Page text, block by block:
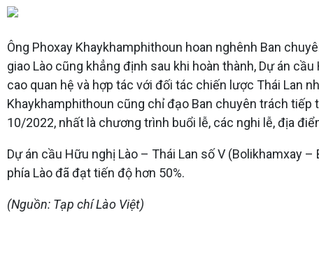
Ông Phoxay Khaykhamphithoun hoan nghênh Ban
giao Lào cũng khẳng định sau khi hoàn thành, Dự án
cao quan hệ và hợp tác với đối tác chiến lược Thái Lan
Khaykhamphithoun cũng chỉ đạo Ban chuyên trách
10/2022, nhất là chương trình buổi lễ, các nghi lễ, địa
Dự án cầu Hữu nghị Lào – Thái Lan số V (Bolikhamxay
phía Lào đã đạt tiến độ hơn 50%.
(Nguồn: Tạp chí Lào Việt)